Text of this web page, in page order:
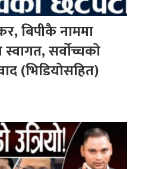
बिपीकै नाममा
सर्वोच्चको
(भिडियोसहित)